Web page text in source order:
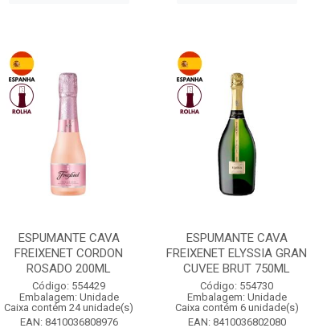
ESPUMANTE CAVA
FREIXENET CORDON
ROSADO 200ML
Código: 554429
Embalagem: Unidade
Caixa contém 24 unidade(s)
EAN: 8410036808976
ESPUMANTE CAVA
FREIXENET ELYSSIA GRAN
CUVEE BRUT 750ML
Código: 554730
Embalagem: Unidade
Caixa contém 6 unidade(s)
EAN: 8410036802080